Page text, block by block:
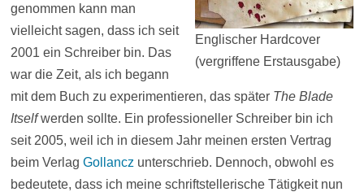
Englischer Hardcover
(vergriffene Erstausgabe)
genommen kann man
vielleicht sagen, dass ich seit
2001 ein Schreiber bin. Das
war die Zeit, als ich begann
mit dem Buch zu experimentieren, das später The Blade
Itselfwerden sollte. Ein professioneller Schreiber bin ich
seit 2005, weil ich in diesem Jahr meinen ersten Vertrag
beim Verlag Gollancz unterschrieb. Dennoch, obwohl es
bedeutete, dass ich meine schriftstellerische Tätigkeit nun